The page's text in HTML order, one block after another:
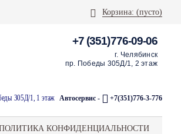
Корзина: (пусто)
+7 (351)776-09-06
г. Челябинск
пр. Победы 305Д/1, 2 этаж
305Д/1, 1 этаж Автосервис - +7(351)776-3-776
КОНФИДЕНЦИАЛЬНОСТИ